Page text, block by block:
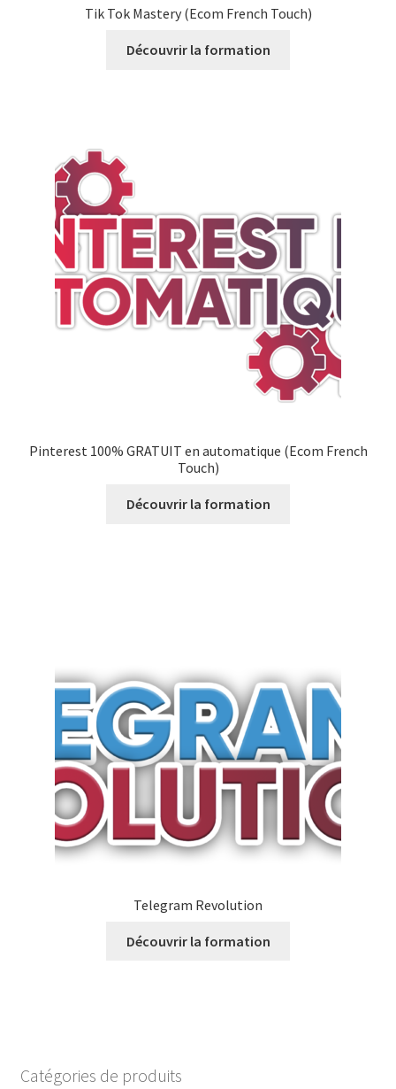
Tik Tok Mastery (Ecom French Touch)
Découvrir la formation
Pinterest 100% GRATUIT en automatique (Ecom French
Touch)
Découvrir la formation
Telegram Revolution
Découvrir la formation
Catégories de produits